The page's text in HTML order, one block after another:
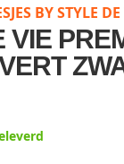
BY STYLE DE
VIE